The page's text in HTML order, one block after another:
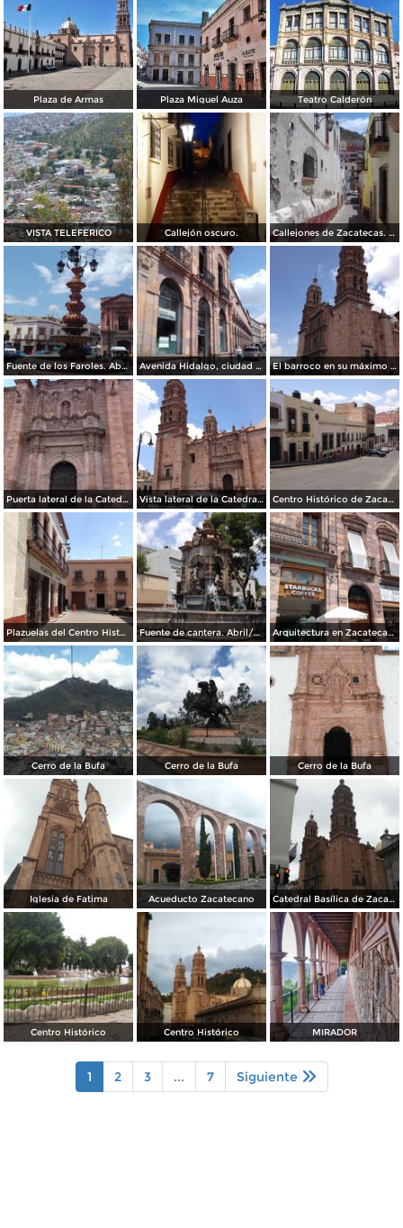
Plaza de Armas Plaza Miguel Auza Teatro Calderón
VISTA TELEFERICO Callejón oscuro. Callejones de Zacatecas. Abril/2017
Fuente de los Faroles. Abril/2017 Avenida Hidalgo, ciudad de Zacatecas. Abril/2017 El barroco en su máximo esplendor. Catedral de Zacatecas. Abril/2017
Puerta lateral de la Catedral de Zacatecas. Abril/2017 Vista lateral de la Catedral de Zacatecas. Abril/2017 Centro Histórico de Zacatecas. Abril/2017
Plazuelas del Centro Histórico. Abril/2017 Fuente de cantera. Abril/2017 Arquitectura en Zacatecas. Abril/2017
Cerro de la Bufa Cerro de la Bufa Cerro de la Bufa
Iglesia de Fatima Acueducto Zacatecano Catedral Basílica de Zacatecas
Centro Histórico Centro Histórico MIRADOR
1 2 3 ... 7 Siguiente